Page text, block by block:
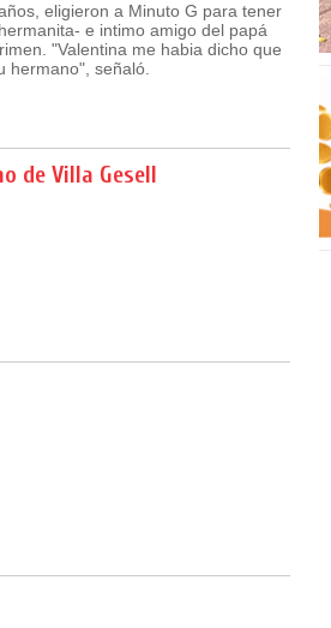
eligieron a Minuto G para tener
e intimo amigo del papá
"Valentina me habia dicho que
hermano", señaló.
de Villa Gesell